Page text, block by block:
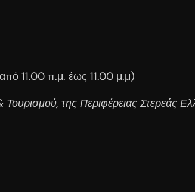
11.00 π.μ. έως 11.00 μ.μ)
Τουρισμού, της Περιφέρειας Στερεάς